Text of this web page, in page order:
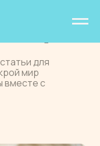
для
мир
вместе с